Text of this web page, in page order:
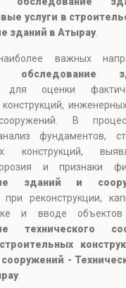
услуги в
зданий в Атырау.
важных
обследование
для оценки
конструкций,
В
фундаментов,
конструкций,
и признаки
зданий и
при реконструкции,
и вводе
технического
сооружений -
.